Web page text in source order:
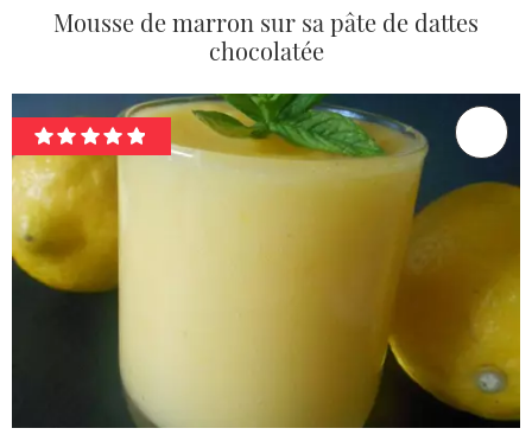
Mousse de marron sur sa pâte de dattes
chocolatée